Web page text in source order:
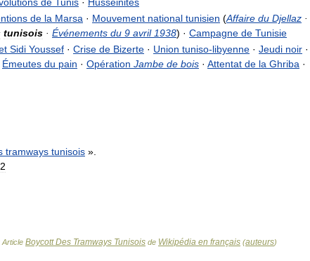
de Tunis · Husseinites
de la Marsa · Mouvement national tunisien (Affaire du Djellaz ·
tunisois · Événements du 9 avril 1938) · Campagne de Tunisie
Sidi Youssef · Crise de Bizerte · Union tuniso-libyenne · Jeudi noir ·
Émeutes du pain · Opération Jambe de bois · Attentat de la Ghriba ·
tramways tunisois ».
Article Boycott Des Tramways Tunisois de Wikipédia en français (auteurs)